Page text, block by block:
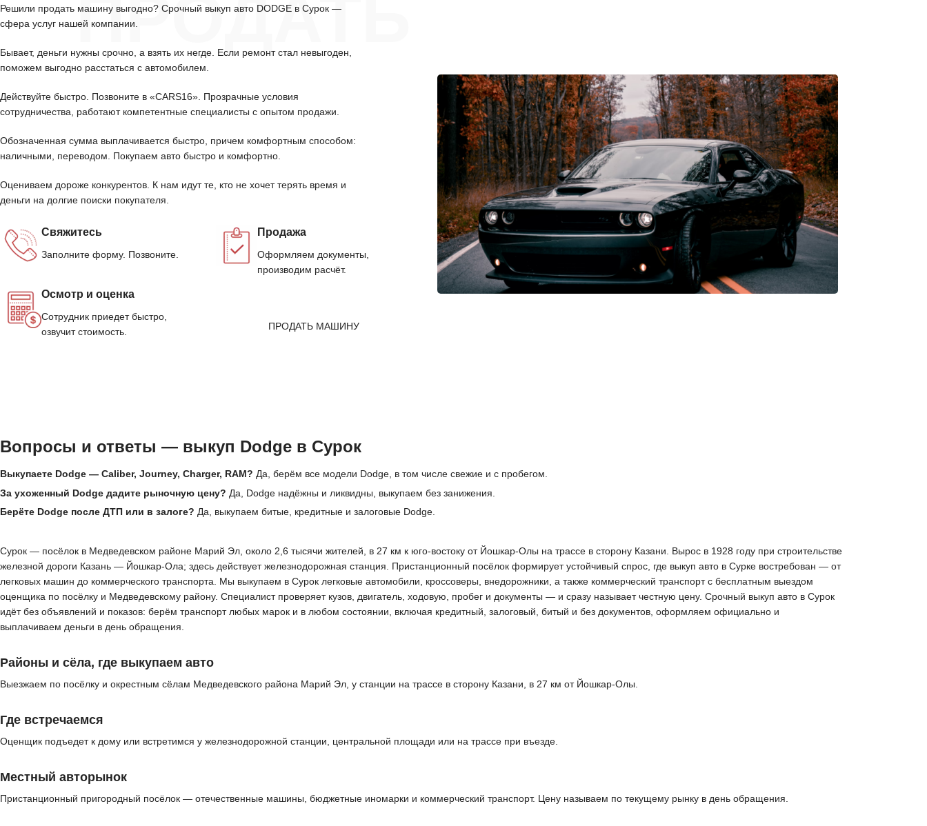
ПРОДАТЬ
Решили продать машину выгодно? Срочный выкуп авто DODGE в Сурок —
сфера услуг нашей компании.
Бывает, деньги нужны срочно, а взять их негде. Если ремонт стал невыгоден,
поможем выгодно расстаться с автомобилем.
Действуйте быстро. Позвоните в «CARS16». Прозрачные условия
сотрудничества, работают компетентные специалисты с опытом продажи.
Обозначенная сумма выплачивается быстро, причем комфортным способом:
наличными, переводом. Покупаем авто быстро и комфортно.
Оцениваем дороже конкурентов. К нам идут те, кто не хочет терять время и
деньги на долгие поиски покупателя.
Свяжитесь
Заполните форму. Позвоните.
Осмотр и оценка
Сотрудник приедет быстро,
озвучит стоимость.
Продажа
Оформляем документы,
производим расчёт.
ПРОДАТЬ МАШИНУ
Вопросы и ответы — выкуп Dodge в Сурок
Выкупаете Dodge — Caliber, Journey, Charger, RAM? Да, берём все модели Dodge, в том числе свежие и с пробегом.
За ухоженный Dodge дадите рыночную цену? Да, Dodge надёжны и ликвидны, выкупаем без занижения.
Берёте Dodge после ДТП или в залоге? Да, выкупаем битые, кредитные и залоговые Dodge.
Сурок — посёлок в Медведевском районе Марий Эл, около 2,6 тысячи жителей, в 27 км к юго-востоку от Йошкар-Олы на трассе в сторону Казани. Вырос в 1928 году при строительстве
железной дороги Казань — Йошкар-Ола; здесь действует железнодорожная станция. Пристанционный посёлок формирует устойчивый спрос, где выкуп авто в Сурке востребован — от
легковых машин до коммерческого транспорта. Мы выкупаем в Сурок легковые автомобили, кроссоверы, внедорожники, а также коммерческий транспорт с бесплатным выездом
оценщика по посёлку и Медведевскому району. Специалист проверяет кузов, двигатель, ходовую, пробег и документы — и сразу называет честную цену. Срочный выкуп авто в Сурок
идёт без объявлений и показов: берём транспорт любых марок и в любом состоянии, включая кредитный, залоговый, битый и без документов, оформляем официально и
выплачиваем деньги в день обращения.
Районы и сёла, где выкупаем авто
Выезжаем по посёлку и окрестным сёлам Медведевского района Марий Эл, у станции на трассе в сторону Казани, в 27 км от Йошкар-Олы.
Где встречаемся
Оценщик подъедет к дому или встретимся у железнодорожной станции, центральной площади или на трассе при въезде.
Местный авторынок
Пристанционный пригородный посёлок — отечественные машины, бюджетные иномарки и коммерческий транспорт. Цену называем по текущему рынку в день обращения.